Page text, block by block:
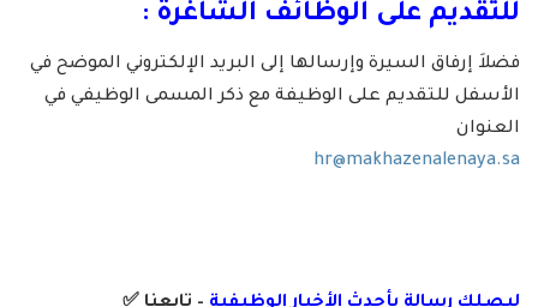
للتقديم على الوظائف الشاغرة :
فضلاَ إرفاق السيرة وإرسالها إلى البريد الإلكتروني الموضح في
الأسفل للتقديم على الوظيفة مع ذكر المسمى الوظيفي في
العنوان
hr@makhazenalenaya.sa